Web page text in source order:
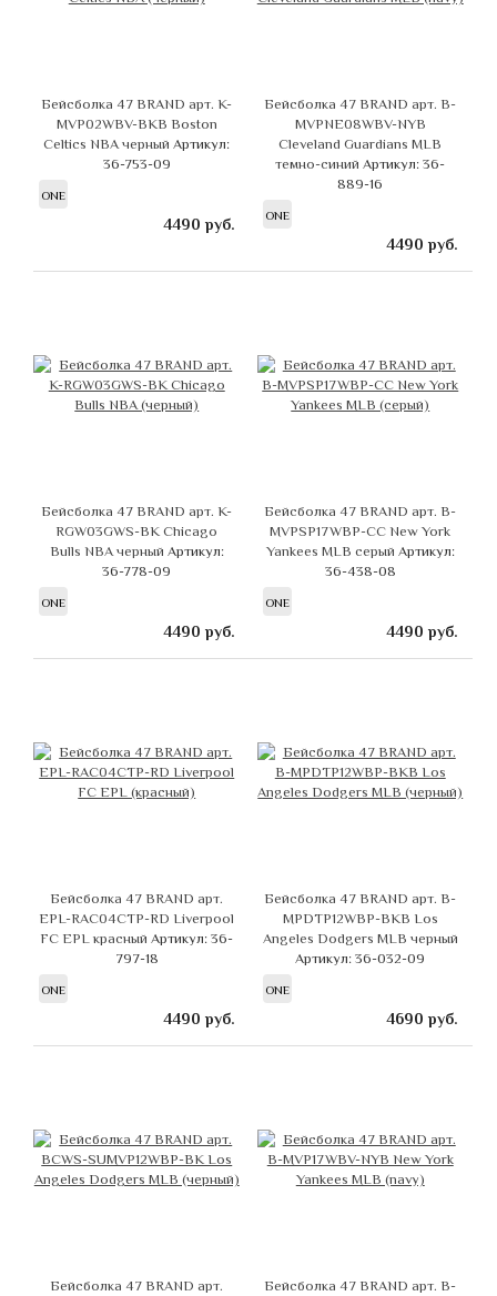
Бейсболка 47 BRAND арт. K-
MVP02WBV-BKB Boston
Celtics NBA черныйАртикул:
36-753-09
ONE
4490 руб.
Бейсболка 47 BRAND арт. B-
MVPNE08WBV-NYB
Cleveland Guardians MLB
темно-синийАртикул: 36-
889-16
ONE
4490 руб.
Бейсболка 47 BRAND арт. K-
RGW03GWS-BK Chicago
Bulls NBA черный Артикул:
36-778-09
ONE
4490 руб.
Бейсболка 47 BRAND арт. B-
MVPSP17WBP-CC New York
Yankees MLB серый Артикул:
36-438-08
ONE
4490 руб.
Бейсболка 47 BRAND арт.
EPL-RAC04CTP-RD Liverpool
FC EPL красныйАртикул: 36-
797-18
ONE
4490 руб.
Бейсболка 47 BRAND арт. B-
MPDTP12WBP-BKB Los
Angeles Dodgers MLB черный
Артикул: 36-032-09
ONE
4690 руб.
Бейсболка 47 BRAND арт.
Бейсболка 47 BRAND арт. B-